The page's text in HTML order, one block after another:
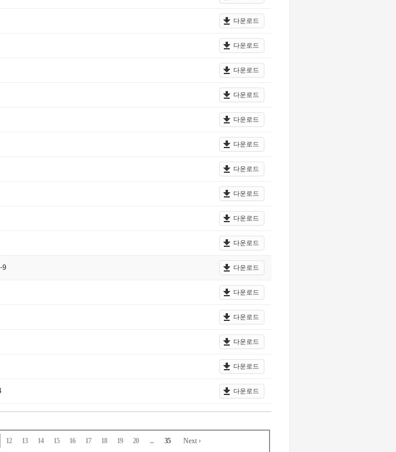
다운로드
다운로드
다운로드
다운로드
다운로드
다운로드
다운로드
다운로드
다운로드
다운로드
9 다운로드
다운로드
다운로드
다운로드
다운로드
다운로드
12 13 14 15 16 17 18 19 20 ... 35 Next ›